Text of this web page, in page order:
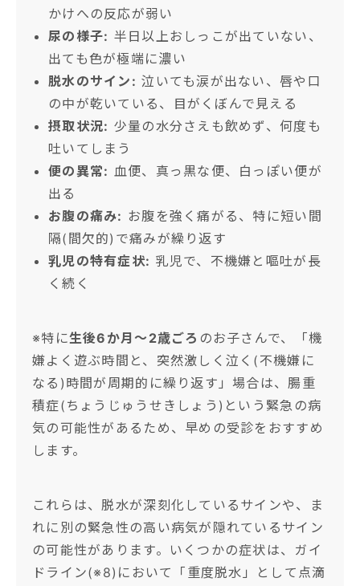
かけへの反応が弱い
尿の様子: 半日以上おしっこが出ていない、
出ても色が極端に濃い
脱水のサイン: 泣いても涙が出ない、唇や口
の中が乾いている、目がくぼんで見える
摂取状況: 少量の水分さえも飲めず、何度も
吐いてしまう
便の異常: 血便、真っ黒な便、白っぽい便が
出る
お腹の痛み: お腹を強く痛がる、特に短い間
隔(間欠的)で痛みが繰り返す
乳児の特有症状: 乳児で、不機嫌と嘔吐が長
く続く
※特に生後6か月〜2歳ごろ のお子さんで、「機
嫌よく遊ぶ時間と、突然激しく泣く(不機嫌に
なる)時間が周期的に繰り返す」場合は、腸重
積症(ちょうじゅうせきしょう)という緊急の病
気の可能性があるため、早めの受診をおすすめ
します。
これらは、脱水が深刻化しているサインや、ま
れに別の緊急性の高い病気が隠れているサイン
の可能性があります。いくつかの症状は、ガイ
ドライン(※8)において「重度脱水」として点滴